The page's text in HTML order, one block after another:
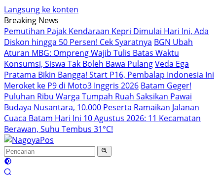
Langsung ke konten
Breaking News
Pemutihan Pajak Kendaraan Kepri Dimulai Hari Ini, Ada
Diskon hingga 50 Persen! Cek Syaratnya BGN Ubah
Aturan MBG: Ompreng Wajib Tulis Batas Waktu
Konsumsi, Siswa Tak Boleh Bawa PulangVeda Ega
Pratama Bikin Bangga! Start P16, Pembalap Indonesia Ini
Meroket ke P9 di Moto3 Inggris 2026 Batam Geger!
Puluhan Ribu Warga Tumpah Ruah Saksikan Pawai
Budaya Nusantara, 10.000 Peserta Ramaikan Jalanan
Cuaca Batam Hari Ini 10 Agustus 2026: 11 Kecamatan
Berawan, Suhu Tembus 31°C!